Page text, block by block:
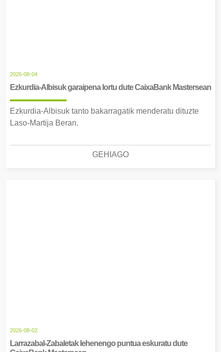
2026-08-04
Ezkurdia-Albisuk garaipena lortu dute CaixaBank Mastersean
Ezkurdia-Albisuk tanto bakarragatik menderatu dituzte
Laso-Martija Beran.
GEHIAGO
2026-08-02
Larrazabal-Zabaletak lehenengo puntua eskuratu dute